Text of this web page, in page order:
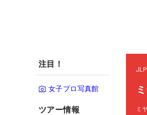
注目！
女子プロ写真館
ツアー情報 ミ